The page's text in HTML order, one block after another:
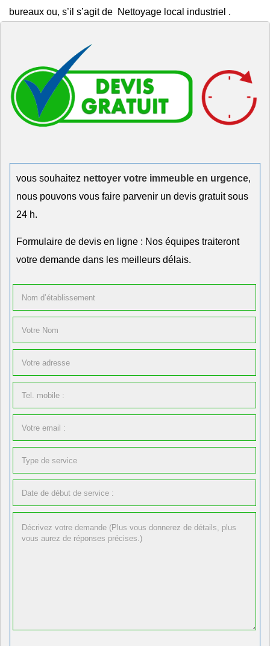
bureaux ou, s’il s’agit de Nettoyage local industriel .
vous souhaitez nettoyer votre immeuble en urgence,
nous pouvons vous faire parvenir un devis gratuit sous
24 h.
Formulaire de devis en ligne : Nos équipes traiteront
votre demande dans les meilleurs délais.